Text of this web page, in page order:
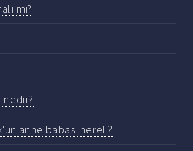
mı?
nedir?
anne babası nereli?